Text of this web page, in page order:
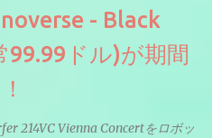
- Black
99.99ドル)が期間
214VC Vienna Concertをロボッ